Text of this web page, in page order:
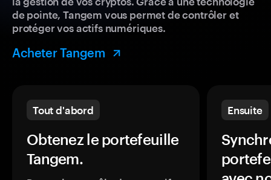
de pointe, Tangem vous permet de contrôler et
protéger vos actifs numériques.
Acheter Tangem
Tout d'abord
Obtenez le portefeuille
Tangem.
Ensuite